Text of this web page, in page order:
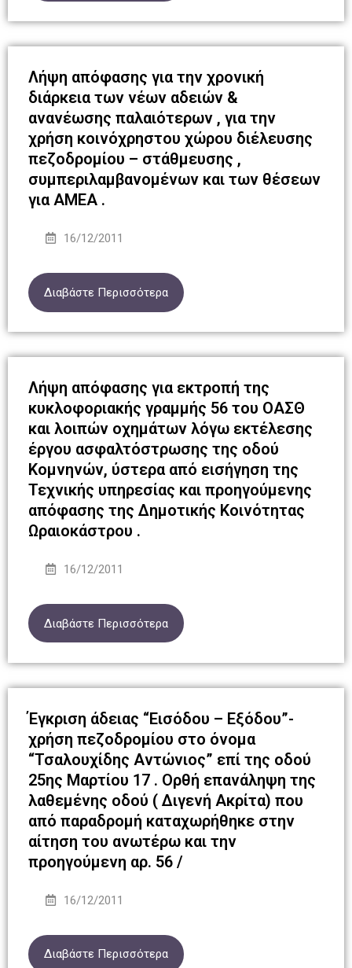
Λήψη απόφασης για την χρονική
διάρκεια των νέων αδειών &
ανανέωσης παλαιότερων , για την
χρήση κοινόχρηστου χώρου διέλευσης
πεζοδρομίου – στάθμευσης ,
συμπεριλαμβανομένων και των θέσεων
για ΑΜΕΑ .
16/12/2011
Διαβάστε Περισσότερα
Λήψη απόφασης για εκτροπή της
κυκλοφοριακής γραμμής 56 του ΟΑΣΘ
και λοιπών οχημάτων λόγω εκτέλεσης
έργου ασφαλτόστρωσης της οδού
Κομνηνών, ύστερα από εισήγηση της
Τεχνικής υπηρεσίας και προηγούμενης
απόφασης της Δημοτικής Κοινότητας
Ωραιοκάστρου .
16/12/2011
Διαβάστε Περισσότερα
Έγκριση άδειας “Εισόδου – Εξόδου”-
χρήση πεζοδρομίου στο όνομα
“Τσαλουχίδης Αντώνιος” επί της οδού
25ης Μαρτίου 17 . Ορθή επανάληψη της
λαθεμένης οδού ( Διγενή Ακρίτα) που
από παραδρομή καταχωρήθηκε στην
αίτηση του ανωτέρω και την
προηγούμενη αρ. 56 /
16/12/2011
Διαβάστε Περισσότερα